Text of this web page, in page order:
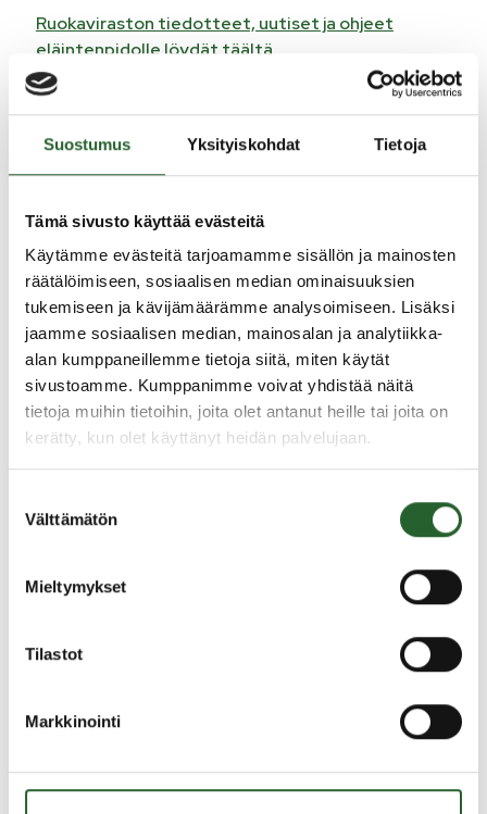
Suostumus Yksityiskohdat Tietoja
Tämä sivusto käyttää evästeitä
Käytämme evästeitä tarjoamamme sisällön ja mainosten
räätälöimiseen, sosiaalisen median ominaisuuksien
tukemiseen ja kävijämäärämme analysoimiseen. Lisäksi
jaamme sosiaalisen median, mainosalan ja analytiikka-
alan kumppaneillemme tietoja siitä, miten käytät
sivustoamme. Kumppanimme voivat yhdistää näitä
tietoja muihin tietoihin, joita olet antanut heille tai joita on
kerätty, kun olet käyttänyt heidän palvelujaan.
valinta
Välttämätön
Mieltymykset
Tilastot
Markkinointi
Ruokaviraston tiedotteet, uutiset ja ohjeet
eläintenpidolle löydät täältä.
Eläinrekisterit
Nautojen, lampaiden ja vuohien sekä sikojen pitäjän
rekistereihin ja eläimet on merkittävä ohjeitten
mukaisesti.
Lisätietoa nautojen rekisteröinnistä ja
merkinnästä löydät täältä
Lisätietoa lampaiden ja vuohien rekisteröinnistä ja
merkinnästä löydät täältä
Lisätietoa sikojen merkinnästä ja rekisteröinnistä
löydät täältä
Eläinlääkintähuollon palvelut
Oulunkaaren ympäristöpalvelut tuottaa kunnallisen
alkaen.
numerossa 040 353 9405 (Puolangan eläinlääkinnän
uhkaavissa tilanteissa jätä Puolangan eläinlääkinnän
puhelinvastaajaan viesti ja ilmoita siinä myös oma